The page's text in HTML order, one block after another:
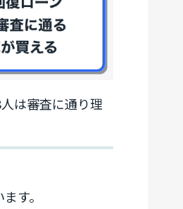
は審査に通り理
す。